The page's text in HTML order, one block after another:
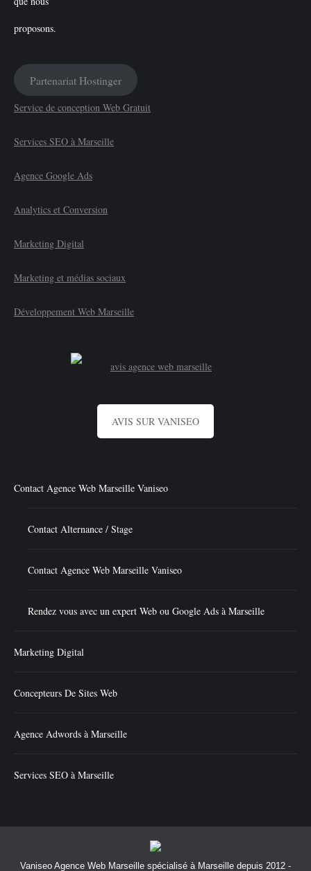
Partenariat Hostinger
Service de conception Web Gratuit
Services SEO à Marseille
Agence Google Ads
Analytics et Conversion
Marketing Digital
Marketing et médias sociaux
Développement Web Marseille
AVIS SUR VANISEO
Contact Agence Web Marseille Vaniseo
Contact Alternance / Stage
Contact Agence Web Marseille Vaniseo
Rendez vous avec un expert Web ou Google Ads à Marseille
Marketing Digital
Concepteurs De Sites Web
Agence Adwords à Marseille
Services SEO à Marseille
Vaniseo Agence Web Marseille spécialisé à Marseille depuis 2012 -